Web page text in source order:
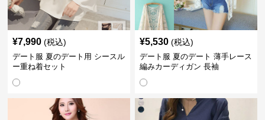
¥7,990 (税込)
デート服 夏のデート用 シースル
ー重ね着セット
¥5,530 (税込)
デート服 夏のデート 薄手レース
編みカーディガン 長袖